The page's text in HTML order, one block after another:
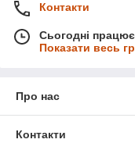
Контакти
Сьогодні
Показати весь
Про нас
Контакти